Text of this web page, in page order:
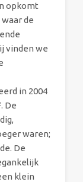
opkomt
de
vinden we
in 2004
De
waren;
De
klein